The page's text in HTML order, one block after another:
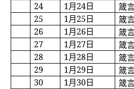
24
1月24日
箴
25
1月25日
箴
26
1月26日
箴
27
1月27日
箴
28
1月28日
箴
29
1月29日
箴
30
1月30日
箴